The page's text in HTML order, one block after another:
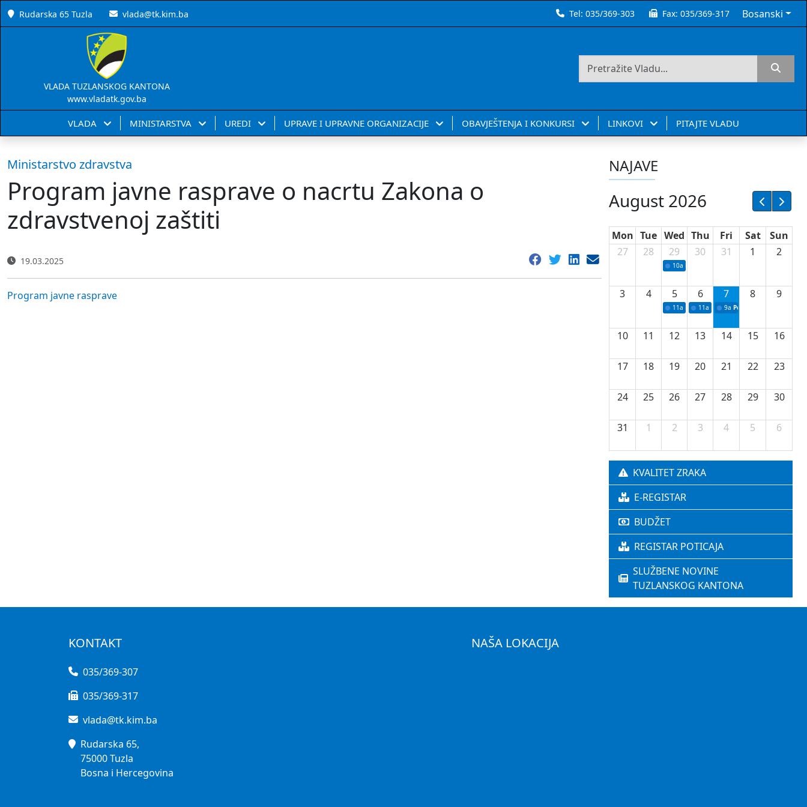
Rudarska 65 Tuzla vlada@tk.kim.ba Tel:035/369-303 Fax:035/369-317 Bosanski
VLADA TUZLANSKOG KANTONA
www.vladatk.gov.ba
VLADA MINISTARSTVA UREDI UPRAVE I UPRAVNE ORGANIZACIJE OBAVJEŠTENJA I KONKURSI LINKOVI PITAJTE VLADU
Ministarstvo zdravstva
Program javne rasprave o nacrtu Zakona o
zdravstvenoj zaštiti
19.03.2025
Program javne rasprave
NAJAVE
August 2026
Mon Tue Wed Thu Fri Sat
Sun
27
28 29
10a Potpisivanje ugovora sa neprofitnim
30 31 1 2
3 4 5
11a Potpisivanje ugovora o stipendijama
6
11a Podrška razvoju vodne
7
9a Početak izgradnje nove
8 9
10 11 12 13 14 15 16
17 18 19 20 21 22 23
24 25 26 27 28 29 30
31 1 2 3 4 5 6
KVALITET ZRAKA
E-REGISTAR
BUDŽET
REGISTAR POTICAJA
SLUŽBENE NOVINE
TUZLANSKOG KANTONA
KONTAKT
035/369-307
035/369-317
vlada@tk.kim.ba
Rudarska 65,
75000 Tuzla
Bosna i Hercegovina
NAŠA LOKACIJA